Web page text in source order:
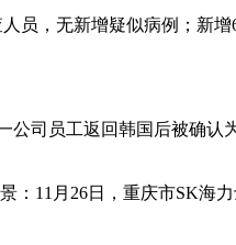
员，无新增疑似病例；新
司员工返回韩国后被确
11月26日，重庆市SK海